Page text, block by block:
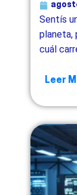
Sentís
planeta,
cuál
Leer